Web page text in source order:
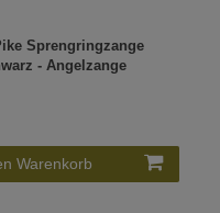
Sprengringzange
- Angelzange
Warenkorb